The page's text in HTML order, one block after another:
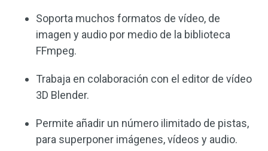
Soporta muchos formatos de vídeo, de
imagen y audio por medio de la biblioteca
FFmpeg.
Trabaja en colaboración con el editor de vídeo
3D Blender.
Permite añadir un número ilimitado de pistas,
para superponer imágenes, vídeos y audio.